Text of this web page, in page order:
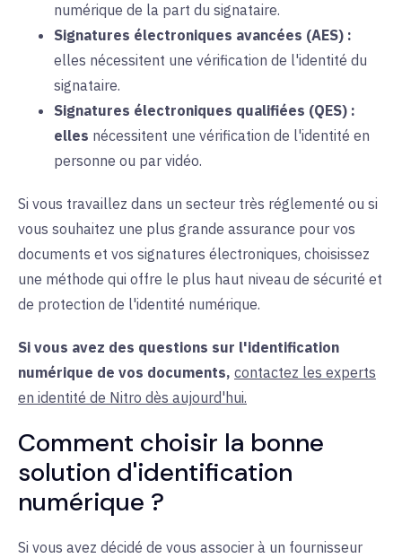
numérique de la part du signataire.
Signatures électroniques avancées (AES) :
elles nécessitent une vérification de l'identité du
signataire.
Signatures électroniques qualifiées (QES) :
elles nécessitent une vérification de l'identité en
personne ou par vidéo.
Si vous travaillez dans un secteur très réglementé ou si
vous souhaitez une plus grande assurance pour vos
documents et vos signatures électroniques, choisissez
une méthode qui offre le plus haut niveau de sécurité et
de protection de l'identité numérique.
Si vous avez des questions sur l'identification
numérique de vos documents, contactez les experts
en identité de Nitro dès aujourd'hui.
Comment choisir la bonne
solution d'identification
numérique ?
Si vous avez décidé de vous associer à un fournisseur